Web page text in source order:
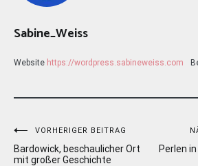
Sabine_Weiss
Website https://wordpress.sabineweiss.com
Beitragsnavigation
VORHERIGER BEITRAG
Bardowick, beschaulicher Ort
mit großer Geschichte
Perlen